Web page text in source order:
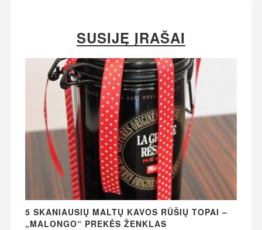
SUSIJĘ ĮRAŠAI
5 SKANIAUSIŲ MALTŲ KAVOS RŪŠIŲ TOPAI –
„MALONGO“ PREKĖS ŽENKLAS